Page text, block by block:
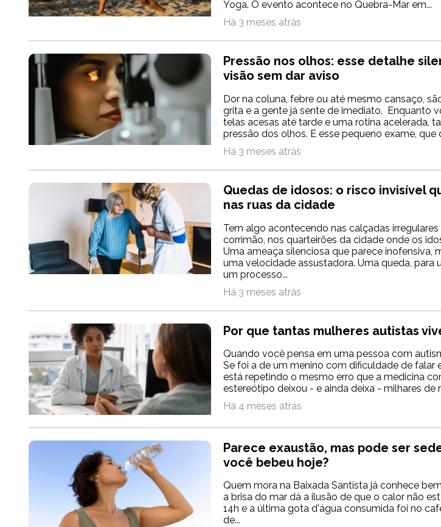
Yoga. O evento acontece no Quebra-Mar em...
Há 3 meses atrás
Pressão nos olhos: esse detalhe
visão sem dar aviso
Dor na coluna, febre ou até mesmo cansaço,
grita e a gente já sente de imediato. Enquanto
telas acesas até tarde e uma rotina acelerada,
pressão dos olhos. E esse pequeno exame, que
Há 3 meses atrás
Quedas de idosos: o risco invisível
nas ruas da cidade
Tem algo acontecendo nas calçadas
corrimão, nos quarteirões da cidade onde os
Uma ameaça silenciosa que parece inofensiva,
uma velocidade assustadora. Uma queda,
um processo...
Há 3 meses atrás
Por que tantas mulheres autistas
Quando você pensa em uma pessoa com
Se foi a de um menino com dificuldade de falar
está repetindo o mesmo erro que a medicina
estereótipo deixou - e ainda deixa - milhares de
Há 4 meses atrás
Parece exaustão, mas pode ser
você bebeu hoje?
Quem mora na Baixada Santista já conhece
a brisa do mar dá a ilusão de que o calor não
14h e a última gota d'água consumida foi no
de...